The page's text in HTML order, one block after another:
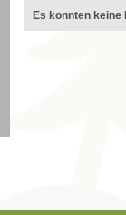
Es konnten keine